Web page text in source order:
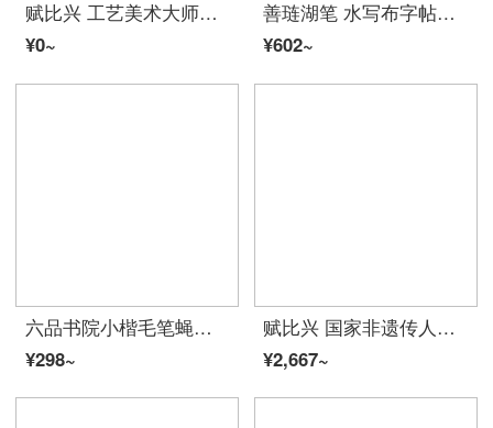
赋比兴 工艺美术大师佘征军制 纯狼毫毛笔大中小楷书法スーツ ハイエンド精品小楷毛笔 手工单支成人小号抄经宣笔 精纯狼毫中楷 工艺美术大师_国家非遗传承人佘征军特制_（金奖）
¥0~
善琏湖笔 水写布字帖描红空白米字格临摹加长1.4米水写毛笔练字布スーツ初学者学生成人书法入门 实用款（一支毛笔+包装盒+字帖） 米字格（初学者练习）
¥602~
六品书院小楷毛笔蝇头小号抄经软笔鸡距笔纯狼毫兼毫紫毫毛笔スーツ成人初学者书法毛笔字帖入门练字专用
¥298~
赋比兴 国家非遗传人佘征军制《诗情画意》精品ハイエンド毛笔スーツ 4支大中小楷大号专业毛笔 书法国画狼羊兼毫
¥2,667~